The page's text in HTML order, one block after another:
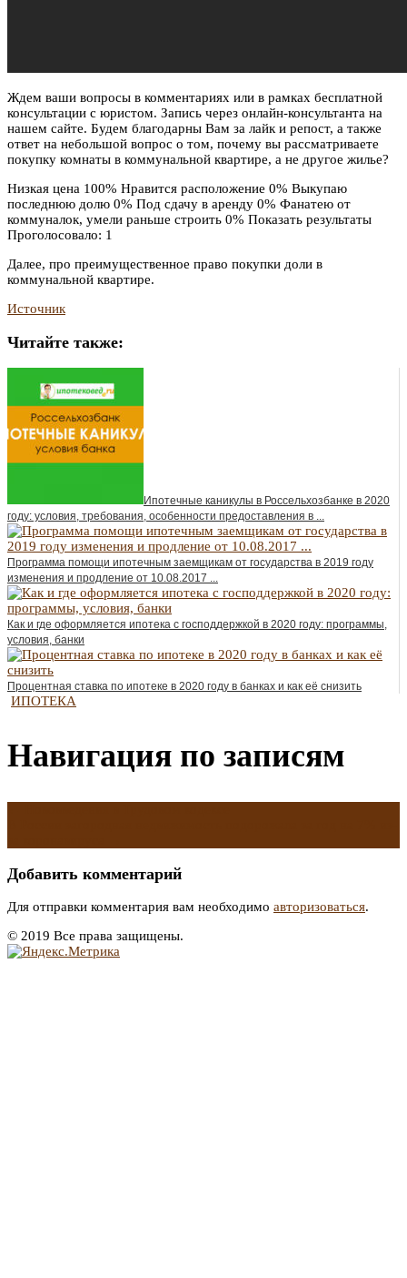
Ждем ваши вопросы в комментариях или в рамках бесплатной
консультации с юристом. Запись через онлайн-консультанта на
нашем сайте. Будем благодарны Вам за лайк и репост, а также
ответ на небольшой вопрос о том, почему вы рассматриваете
покупку комнаты в коммунальной квартире, а не другое жилье?
Низкая цена 100% Нравится расположение 0% Выкупаю
последнюю долю 0% Под сдачу в аренду 0% Фанатею от
коммуналок, умели раньше строить 0% Показать результаты
Проголосовало: 1
Далее, про преимущественное право покупки доли в
коммунальной квартире.
Источник
Читайте также:
Ипотечные каникулы в Россельхозбанке в 2020
году: условия, требования, особенности предоставления в ...
Программа помощи ипотечным заемщикам от государства в 2019 году
изменения и продление от 10.08.2017 ...
Как и где оформляется ипотека с господдержкой в 2020 году: программы,
условия, банки
Процентная ставка по ипотеке в 2020 году в банках и как её снизить
ИПОТЕКА
Навигация по записям
Добавить комментарий
Для отправки комментария вам необходимо авторизоваться.
© 2019 Все права защищены.